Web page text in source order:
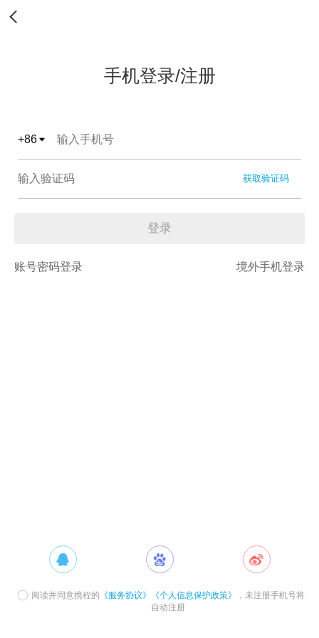
手机登录/注册
+86
获取验证码
登录
账号密码登录 境外手机登录
阅读并同意携程的 《服务协议》 《个人信息保护政策》
，未注册手机号将
自动注册